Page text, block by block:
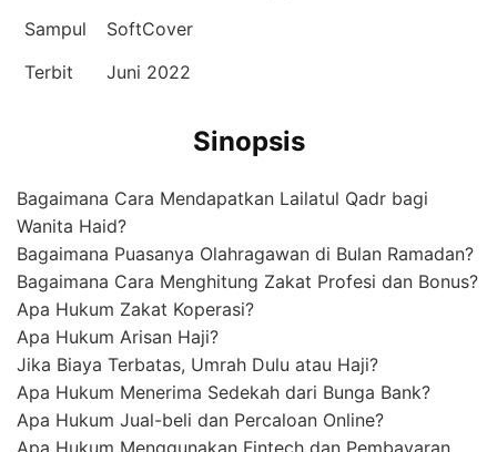
Sampul
SoftCover
Terbit
Juni 2022
Sinopsis
Bagaimana Cara Mendapatkan Lailatul Qadr bagi
Wanita Haid?
Bagaimana Puasanya Olahragawan di Bulan Ramadan?
Bagaimana Cara Menghitung Zakat Profesi dan Bonus?
Apa Hukum Zakat Koperasi?
Apa Hukum Arisan Haji?
Jika Biaya Terbatas, Umrah Dulu atau Haji?
Apa Hukum Menerima Sedekah dari Bunga Bank?
Apa Hukum Jual-beli dan Percaloan Online?
Apa Hukum Menggunakan Fintech dan Pembayaran